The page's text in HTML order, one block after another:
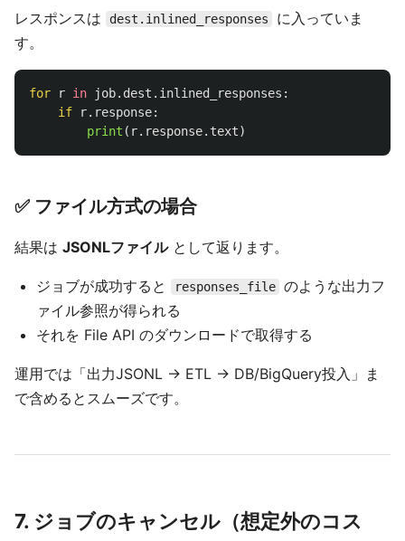
レスポンスは dest.inlined_responses
に入っていま
す。
for r in job. dest . inlined_responses :
if
r. response:
print ( r. response. text)
✅ ファイル方式の場合
結果は JSONLファイルとして返ります。
ジョブが成功すると responses_file のような出力フ
ァイル参照が得られる
それを File API のダウンロードで取得する
運用では「出力JSONL → ETL → DB/BigQuery投入」ま
で含めるとスムーズです。
7. ジョブのキャンセル（想定外のコス